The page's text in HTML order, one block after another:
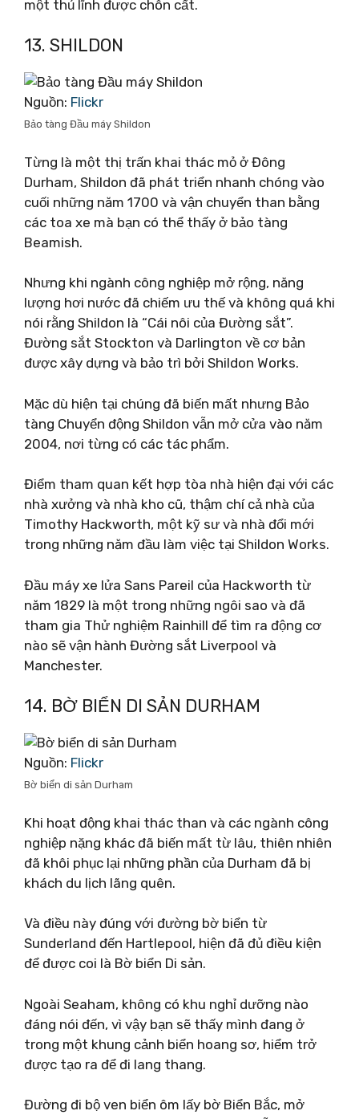
một thủ lĩnh được chôn cất.
13. SHILDON
Nguồn: Flickr
Bảo tàng Đầu máy Shildon
Từng là một thị trấn khai thác mỏ ở Đông
Durham, Shildon đã phát triển nhanh chóng vào
cuối những năm 1700 và vận chuyển than bằng
các toa xe mà bạn có thể thấy ở bảo tàng
Beamish.
Nhưng khi ngành công nghiệp mở rộng, năng
lượng hơi nước đã chiếm ưu thế và không quá khi
nói rằng Shildon là “Cái nôi của Đường sắt”.
Đường sắt Stockton và Darlington về cơ bản
được xây dựng và bảo trì bởi Shildon Works.
Mặc dù hiện tại chúng đã biến mất nhưng Bảo
tàng Chuyển động Shildon vẫn mở cửa vào năm
2004, nơi từng có các tác phẩm.
Điểm tham quan kết hợp tòa nhà hiện đại với các
nhà xưởng và nhà kho cũ, thậm chí cả nhà của
Timothy Hackworth, một kỹ sư và nhà đổi mới
trong những năm đầu làm việc tại Shildon Works.
Đầu máy xe lửa Sans Pareil của Hackworth từ
năm 1829 là một trong những ngôi sao và đã
tham gia Thử nghiệm Rainhill để tìm ra động cơ
nào sẽ vận hành Đường sắt Liverpool và
Manchester.
14. BỜ BIỂN DI SẢN DURHAM
Nguồn: Flickr
Bờ biển di sản Durham
Khi hoạt động khai thác than và các ngành công
nghiệp nặng khác đã biến mất từ ​​lâu, thiên nhiên
đã khôi phục lại những phần của Durham đã bị
khách du lịch lãng quên.
Và điều này đúng với đường bờ biển từ
Sunderland đến Hartlepool, hiện đã đủ điều kiện
để được coi là Bờ biển Di sản.
Ngoài Seaham, không có khu nghỉ dưỡng nào
đáng nói đến, vì vậy bạn sẽ thấy mình đang ở
trong một khung cảnh biển hoang sơ, hiểm trở
được tạo ra để đi lang thang.
Đường đi bộ ven biển ôm lấy bờ Biển Bắc, mở